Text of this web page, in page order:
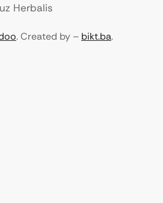
Herbalis
. Created by – bikt.ba.